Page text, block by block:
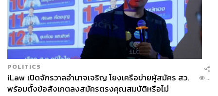
POLITICS
iLaw เปิดจักรวาลอำนาจเจริญ โยงเครือข่ายผู้สมัคร สว.
พร้อมตั้งข้อสังเกตลงสมัครตรงคุณสมบัติหรือไม่
...